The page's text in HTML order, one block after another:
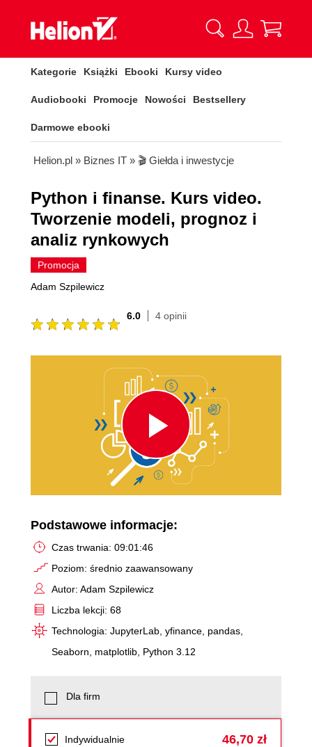
Kategorie Książki Ebooki Kursy video
Audiobooki Promocje Nowości Bestsellery
Darmowe ebooki
Helion.pl » Biznes IT » 🎬 Giełda i inwestycje
Python i finanse. Kurs video.
Tworzenie modeli, prognoz i
analiz rynkowych
Promocja
Adam Szpilewicz
6.0 4 opinii
Play
Video
Podstawowe informacje:
Czas trwania: 09:01:46
Poziom: średnio zaawansowany
Autor: Adam Szpilewicz
Liczba lekcji: 68
Technologia: JupyterLab, yfinance, pandas,
Seaborn, matplotlib, Python 3.12
Dla firm
Indywidualnie 46,70 zł